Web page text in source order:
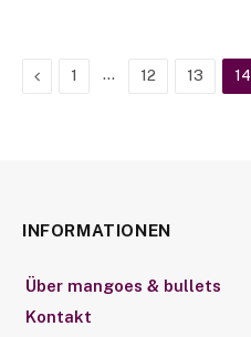
Previous
1 … 12 13 14
INFORMATIONEN
Über mangoes & bullets
Kontakt